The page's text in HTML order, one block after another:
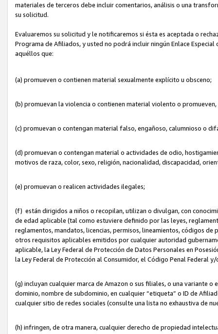
materiales de terceros debe incluir comentarios, análisis o una
su solicitud.
Evaluaremos su solicitud y le notificaremos si ésta es aceptada o
Programa de Afiliados, y usted no podrá incluir ningún Enlace
aquéllos que:
(a) promueven o contienen material sexualmente explícito u obsceno;
(b) promuevan la violencia o contienen material violento o
(c) promuevan o contengan material falso, engañoso, calumnioso o
(d) promuevan o contengan material o actividades de odio,
motivos de raza, color, sexo, religión, nacionalidad, discapacidad,
(e) promuevan o realicen actividades ilegales;
(f) están dirigidos a niños o recopilan, utilizan o divulgan, con
de edad aplicable (tal como estuviere definido por las leyes,
reglamentos, mandatos, licencias, permisos, lineamientos, códigos
otros requisitos aplicables emitidos por cualquier autoridad
aplicable, la Ley Federal de Protección de Datos Personales en
la Ley Federal de Protección al Consumidor, el Código Penal Federal
(g) incluyan cualquier marca de Amazon o sus filiales, o una variante
dominio, nombre de subdominio, en cualquier “etiqueta” o ID de
cualquier sitio de redes sociales (consulte una lista no exhaustiva de
(h) infringen, de otra manera, cualquier derecho de propiedad